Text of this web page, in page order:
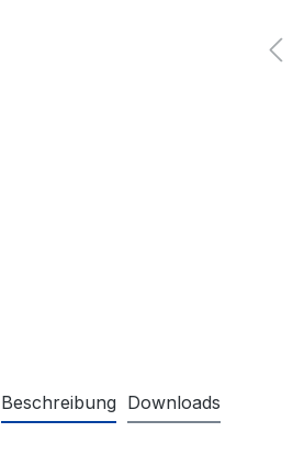
Beschreibung Downloads